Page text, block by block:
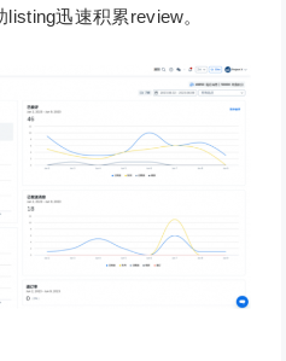
迅速积累review。